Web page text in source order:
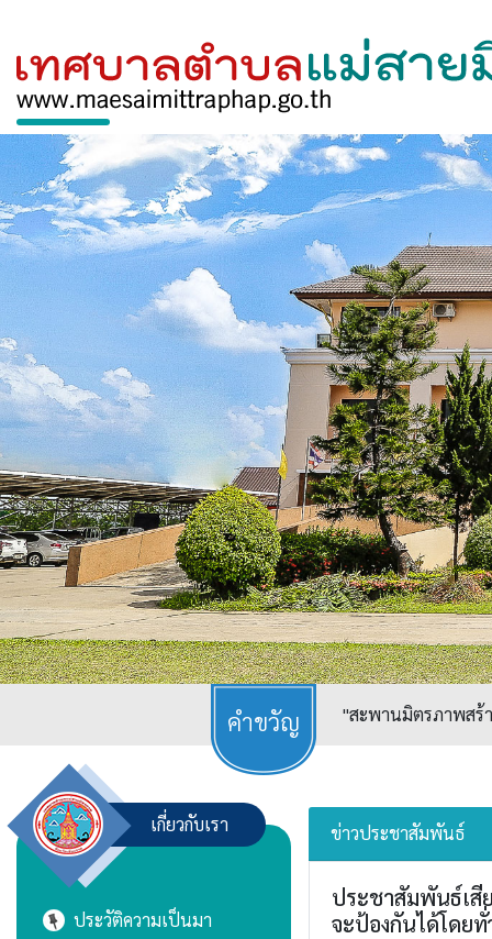
"สะพานมิตรภาพสร้
เกี่ยวกับเรา
ประวัติความเป็นมา
ข่าวประชาสัมพันธ์
ประชาสัมพันธ์เสี
จะป้องกันได้โดย